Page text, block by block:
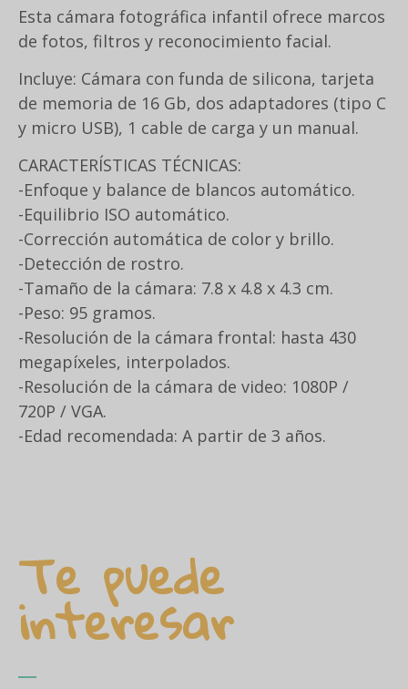
Esta cámara fotográfica infantil ofrece marcos
de fotos, filtros y reconocimiento facial.
Incluye: Cámara con funda de silicona, tarjeta
de memoria de 16 Gb, dos adaptadores (tipo C
y micro USB), 1 cable de carga y un manual.
CARACTERÍSTICAS TÉCNICAS:
-Enfoque y balance de blancos automático.
-Equilibrio ISO automático.
-Corrección automática de color y brillo.
-Detección de rostro.
-Tamaño de la cámara: 7.8 x 4.8 x 4.3 cm.
-Peso: 95 gramos.
-Resolución de la cámara frontal: hasta 430
megapíxeles, interpolados.
-Resolución de la cámara de video: 1080P /
720P / VGA.
-Edad recomendada: A partir de 3 años.
Te puede
interesar